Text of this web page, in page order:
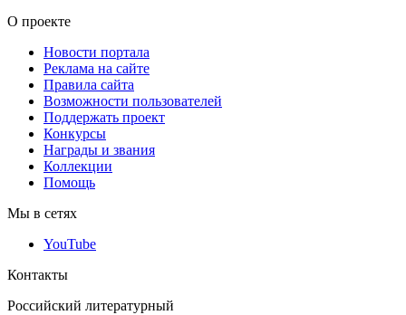
О проекте
Новости портала
Реклама на сайте
Правила сайта
Возможности пользователей
Поддержать проект
Конкурсы
Награды и звания
Коллекции
Помощь
Мы в сетях
YouTube
Контакты
Российский литературный